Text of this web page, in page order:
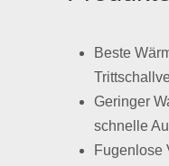
Beste
Geringer
schnelle
Fugenlose